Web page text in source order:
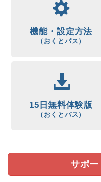
機能・設定方法
（おくとパス）
15日無料体験版
（おくとパス）
サポー